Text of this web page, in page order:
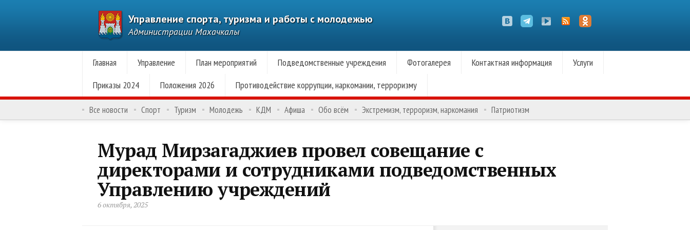
Управление спорта, туризма и работы с молодежью
Администрации Махачкалы
Главная Управление План мероприятий Подведомственные учреждения Фотогалерея Контактная информация
Услуги
Приказы 2024
Положения 2026 Противодействие коррупции, наркомании, терроризму
Все новости Спорт Туризм Молодежь КДМ Афиша Обо всём Экстремизм, терроризм, наркомания Патриотизм
Мурад Мирзагаджиев провел совещание с
директорами и сотрудниками подведомственных
Управлению учреждений
6 октября, 2025